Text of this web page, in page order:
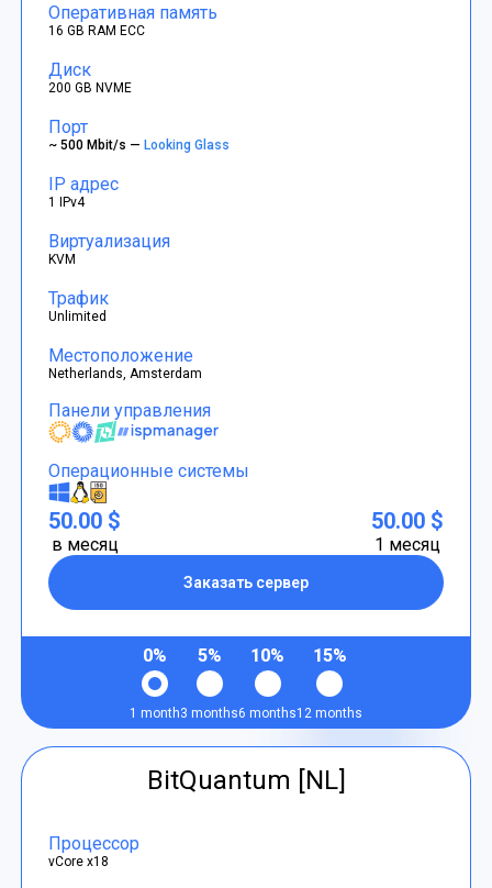
Оперативная память
16 GB RAM ECC
Диск
200 GB NVME
Порт
~ 500 Mbit/s —Looking Glass
IP адрес
1 IPv4
Виртуализация
KVM
Трафик
Unlimited
Местоположение
Netherlands, Amsterdam
Панели управления
Операционные системы
50.00 $
в месяц
Заказать сервер
50.00 $
1 месяц
0%
1 month
5%
3 months
10%
6 months
15%
12 months
BitQuantum [NL]
Процессор
vCore x18